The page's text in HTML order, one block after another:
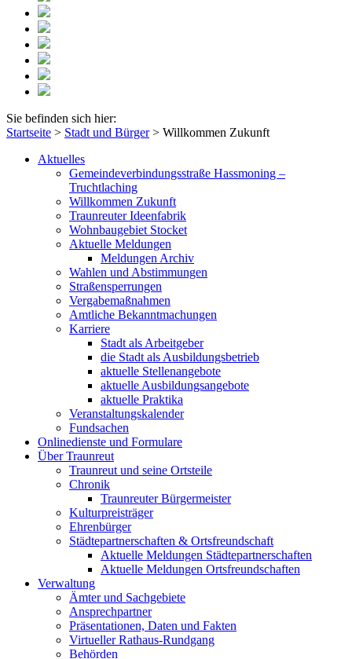
Sie befinden sich hier:
Startseite > Stadt und Bürger> Willkommen Zukunft
Aktuelles
Gemeindeverbindungsstraße Hassmoning –
Truchtlaching
Willkommen Zukunft
Traunreuter Ideenfabrik
Wohnbaugebiet Stocket
Aktuelle Meldungen
Meldungen Archiv
Wahlen und Abstimmungen
Straßensperrungen
Vergabemaßnahmen
Amtliche Bekanntmachungen
Karriere
Stadt als Arbeitgeber
die Stadt als Ausbildungsbetrieb
aktuelle Stellenangebote
aktuelle Ausbildungsangebote
aktuelle Praktika
Veranstaltungskalender
Fundsachen
Onlinedienste und Formulare
Über Traunreut
Traunreut und seine Ortsteile
Chronik
Traunreuter Bürgermeister
Kulturpreisträger
Ehrenbürger
Städtepartnerschaften & Ortsfreundschaft
Aktuelle Meldungen Städtepartnerschaften
Aktuelle Meldungen Ortsfreundschaften
Verwaltung
Ämter und Sachgebiete
Ansprechpartner
Präsentationen, Daten und Fakten
Virtueller Rathaus-Rundgang
Behörden